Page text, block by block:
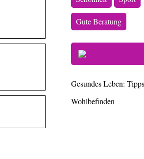
Gute Beratung
Gesundes Leben:
Wohlbefinden